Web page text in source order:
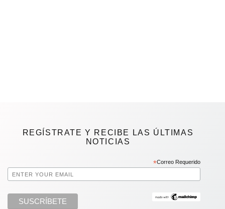
REGÍSTRATE Y RECIBE LAS ÚLTIMAS
NOTICIAS
*Correo Requerido